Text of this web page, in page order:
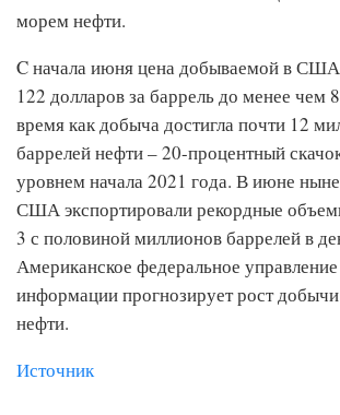
морем нефти.
C начала июня цена добываемой в США
122 долларов за баррель до менее чем
время как добыча достигла почти 12
баррелей нефти – 20-процентный
уровнем начала 2021 года. В июне
США экспортировали рекордные
3 с половиной миллионов баррелей в
Американское федеральное управление
информации прогнозирует рост
нефти.
Источник